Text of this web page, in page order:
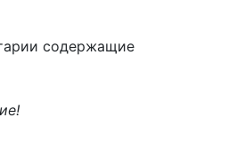
содержащие